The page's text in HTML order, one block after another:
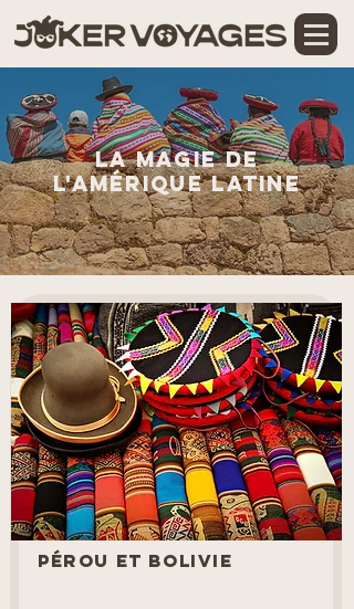
La magie de
l'AMÉRIQUE LATINE
Pérou et Bolivie